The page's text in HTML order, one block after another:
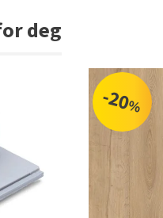
deg
-20%